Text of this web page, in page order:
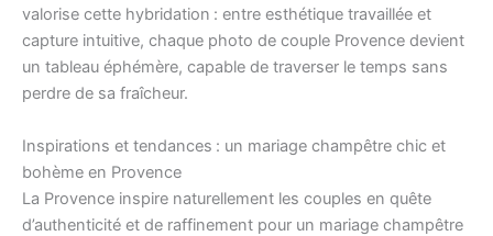
valorise cette hybridation : entre esthétique travaillée et
capture intuitive, chaque photo de couple Provence devient
un tableau éphémère, capable de traverser le temps sans
perdre de sa fraîcheur.
Inspirations et tendances : un mariage champêtre chic et
bohème en Provence
La Provence inspire naturellement les couples en quête
d’authenticité et de raffinement pour un mariage champêtre